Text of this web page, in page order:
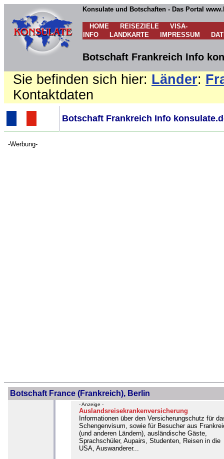
Konsulate und Botschaften - Das Portal
HOME REISEZIELE
VISA-
INFO
LANDKARTE IMPRESSUM
Botschaft Frankreich Info
Sie befinden sich hier: Länder:
Kontaktdaten
Botschaft Frankreich Info
-Werbung-
Botschaft France (Frankreich), Berlin
- Anzeige -
Auslandsreisekrankenversicherung
Informationen über den Versicherungschutz für
Schengenvisum, sowie für Besucher aus
(und anderen Ländern), ausländische Gäste,
Sprachschüler, Aupairs, Studenten, Reisen in die
USA, Auswanderer...